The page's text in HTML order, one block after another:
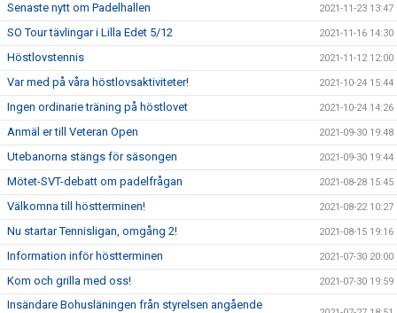
Senaste nytt om Padelhallen 2021-11-23 13:47
SO Tour tävlingar i Lilla Edet 5/12 2021-11-16 14:30
Höstlovstennis 2021-11-12 12:00
Var med på våra höstlovsaktiviteter! 2021-10-24 15:44
Ingen ordinarie träning på höstlovet 2021-10-24 14:26
Anmäl er till Veteran Open 2021-09-30 19:48
Utebanorna stängs för säsongen 2021-09-30 19:44
Mötet-SVT-debatt om padelfrågan 2021-08-28 15:45
Välkomna till höstterminen! 2021-08-22 10:27
Nu startar Tennisligan, omgång 2! 2021-08-15 19:16
Information inför höstterminen 2021-07-30 20:00
Kom och grilla med oss! 2021-07-30 19:59
Insändare Bohusläningen från styrelsen angående